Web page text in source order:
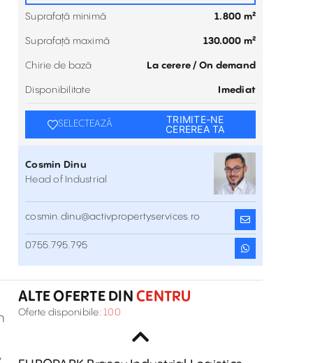
Suprafață minimă 1.800 m²
Suprafață maximă 130.000 m²
Chirie de bază La cerere / On demand
Disponibilitate Imediat
SELECTEAZĂ
TRIMITE-NE
CEREREA TA
Cosmin Dinu
Head of Industrial
cosmin.dinu@activpropertyservices.ro
0755.795.795
ALTE OFERTE DIN CENTRU
Oferte disponibile: 100
Inchiriere
CTP Park Brasov
Spatiu depozitare de inchiriat in CTP
Park Brasov
DN73B, Zona Cristian , Centru